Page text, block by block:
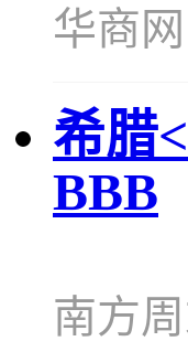
华商网
希腊
BBB
南方